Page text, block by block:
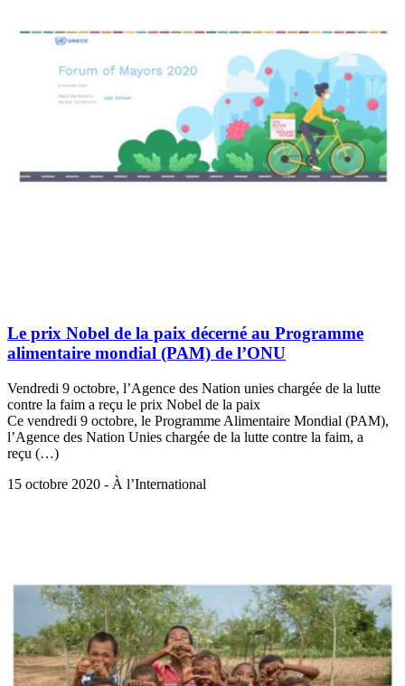
Le prix Nobel de la paix décerné au Programme
alimentaire mondial (PAM) de l’ONU
Vendredi 9 octobre, l’Agence des Nation unies chargée de la lutte
contre la faim a reçu le prix Nobel de la paix
Ce vendredi 9 octobre, le Programme Alimentaire Mondial (PAM),
l’Agence des Nation Unies chargée de la lutte contre la faim, a
reçu (…)
15 octobre 2020 - À l’International